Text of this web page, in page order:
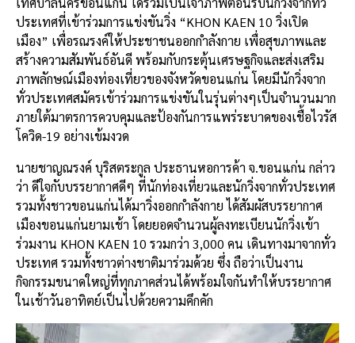
ประเทศที่เข้าร่วมการแข่งขันวิ่ง “KHON KAEN 10 วิ่งเปิด
เมือง” เพื่อรณรงค์ให้ประชาชนออกกำลังกาย เพื่อสุขภาพและ
สร้างความสัมพันธ์อันดี พร้อมกับกระตุ้นเศรษฐกิจและส่งเสริม
ภาพลักษณ์เมืองท่องเที่ยวของจังหวัดขอนแก่น โดยมีนักวิ่งจาก
ทั่วประเทศสมัครเข้าร่วมการแข่งขันในรุ่นต่างๆเป็นจำนวนมาก
ภายใต้มาตรการควบคุมและป้องกันการแพร่ระบาดของเชื้อไวรัส
โควิด-19 อย่างเข้มงวด
นายชาญณรงค์ บุริสตระกูล ประธานหอการค้า จ.ขอนแก่น กล่าว
ว่า ดีใจกับบรรยากาศดีๆ ที่นักท่องเที่ยวและนักวิ่งจากทั่วประเทศ
รวมทั้งชาวขอนแก่นได้มาวิ่งออกกำลังกาย ได้สัมผัสบรรยากาศ
เมืองขอนแก่นยามเช้า โดยยอดจำนวนผู้ลงทะเบียนนักวิ่งเข้า
ร่วมงาน KHON KAEN 10 รวมกว่า 3,000 คน เดินทางมาจากทั่ว
ประเทศ รวมทั้งชาวต่างชาติมาร่วมด้วย ซึ่ง ถือว่าเป็นงาน
กิจกรรมขนาดใหญ่ที่ทุกภาคส่วนได้พร้อมใจกันทำให้บรรยากาศ
ในเช้าวันอาทิตย์เป็นไปด้วยความคึกคัก